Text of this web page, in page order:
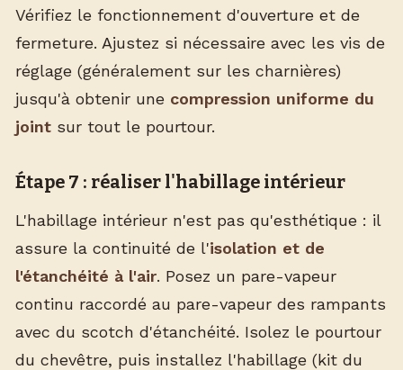
Vérifiez le fonctionnement d'ouverture et de
fermeture. Ajustez si nécessaire avec les vis de
réglage (généralement sur les charnières)
jusqu'à obtenir une compression uniforme du
joint sur tout le pourtour.
Étape 7 : réaliser l'habillage intérieur
L'habillage intérieur n'est pas qu'esthétique : il
assure la continuité de l'isolation et de
l'étanchéité à l'air. Posez un pare-vapeur
continu raccordé au pare-vapeur des rampants
avec du scotch d'étanchéité. Isolez le pourtour
du chevêtre, puis installez l'habillage (kit du